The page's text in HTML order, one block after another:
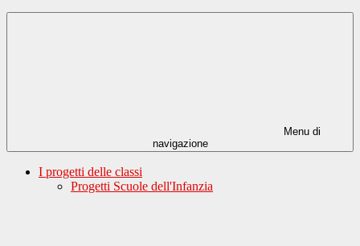
Menu di
navigazione
I progetti delle classi
Progetti Scuole dell'Infanzia